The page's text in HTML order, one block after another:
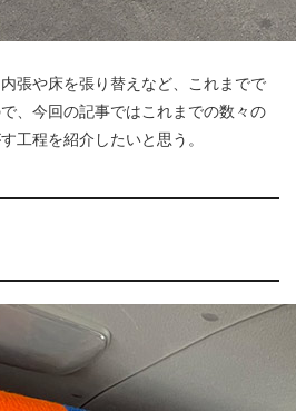
張や床を張り替えなど、これまでで
、今回の記事ではこれまでの数々の
工程を紹介したいと思う。